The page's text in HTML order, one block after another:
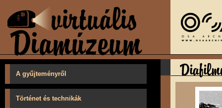
A gyűjteményről
Történet és technikák